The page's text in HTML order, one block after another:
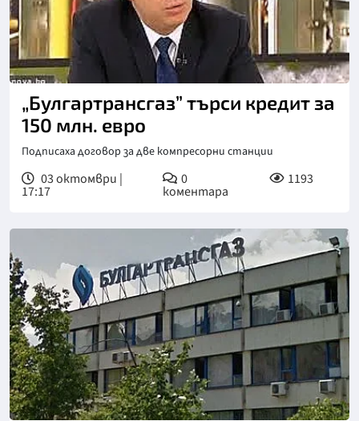
„Булгартрансгаз” търси кредит за
150 млн. евро
Подписаха договор за две компресорни станции
03 октомври |
17:17
0
коментара
1193